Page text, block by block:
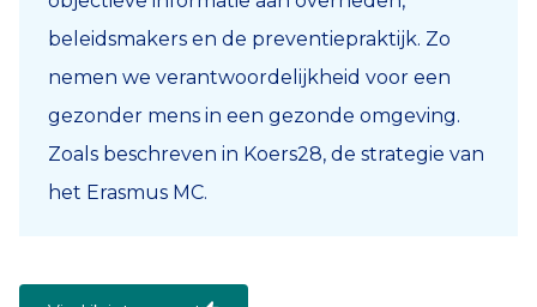
beleidsmakers en de preventiepraktijk. Zo
nemen we verantwoordelijkheid voor een
gezonder mens in een gezonde omgeving.
Zoals beschreven in Koers28, de strategie van
het Erasmus MC.